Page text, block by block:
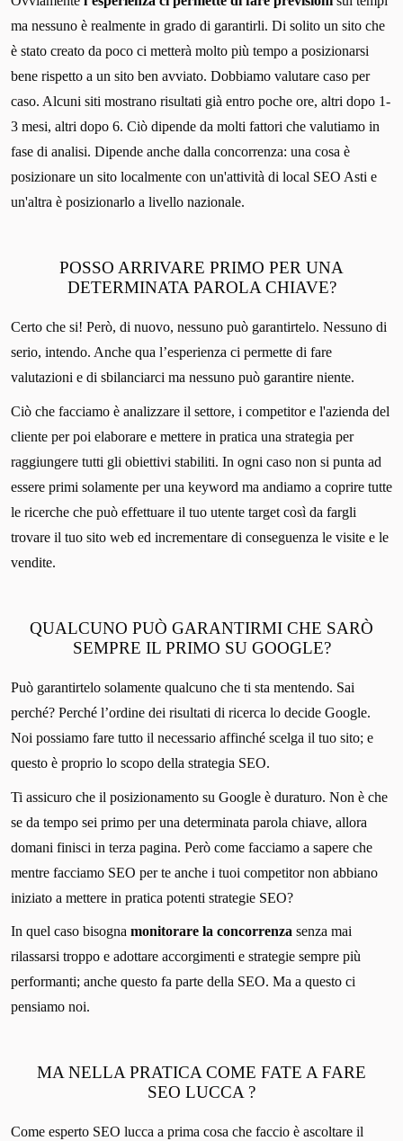
ma nessuno è realmente in grado di garantirli. Di solito un sito che
è stato creato da poco ci metterà molto più tempo a posizionarsi
bene rispetto a un sito ben avviato. Dobbiamo valutare caso per
caso. Alcuni siti mostrano risultati già entro poche ore, altri dopo 1-
3 mesi, altri dopo 6. Ciò dipende da molti fattori che valutiamo in
fase di analisi. Dipende anche dalla concorrenza: una cosa è
posizionare un sito localmente con un'attività di local SEO Asti e
un'altra è posizionarlo a livello nazionale.
POSSO ARRIVARE PRIMO PER UNA
DETERMINATA PAROLA CHIAVE?
Certo che si! Però, di nuovo, nessuno può garantirtelo. Nessuno di
serio, intendo. Anche qua l’esperienza ci permette di fare
valutazioni e di sbilanciarci ma nessuno può garantire niente.
Ciò che facciamo è analizzare il settore, i competitor e l'azienda del
cliente per poi elaborare e mettere in pratica una strategia per
raggiungere tutti gli obiettivi stabiliti. In ogni caso non si punta ad
essere primi solamente per una keyword ma andiamo a coprire tutte
le ricerche che può effettuare il tuo utente target così da fargli
trovare il tuo sito web ed incrementare di conseguenza le visite e le
vendite.
QUALCUNO PUÒ GARANTIRMI CHE SARÒ
SEMPRE IL PRIMO SU GOOGLE?
Può garantirtelo solamente qualcuno che ti sta mentendo. Sai
perché? Perché l’ordine dei risultati di ricerca lo decide Google.
Noi possiamo fare tutto il necessario affinché scelga il tuo sito; e
questo è proprio lo scopo della strategia SEO.
Ti assicuro che il posizionamento su Google è duraturo. Non è che
se da tempo sei primo per una determinata parola chiave, allora
domani finisci in terza pagina. Però come facciamo a sapere che
mentre facciamo SEO per te anche i tuoi competitor non abbiano
iniziato a mettere in pratica potenti strategie SEO?
In quel caso bisogna monitorare la concorrenza senza mai
rilassarsi troppo e adottare accorgimenti e strategie sempre più
performanti; anche questo fa parte della SEO. Ma a questo ci
pensiamo noi.
MA NELLA PRATICA COME FATE A FARE
SEO LUCCA ?
Come esperto SEO lucca a prima cosa che faccio è ascoltare il